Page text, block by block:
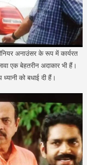
अनाउंसर के रूप में कार्यरत
एक बेहतरीन अदाकार भी हैं।
को बधाई दी हैं।